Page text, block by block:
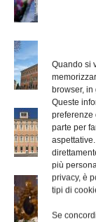
Quando si
browser, in
Queste
preferenze
parte per
più
privacy, è
tipi di
Se